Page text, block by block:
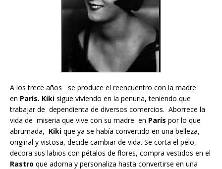
A los trece años se produce el reencuentro con la madre
en París. Kiki sigue viviendo en la penuria,teniendo que
trabajar de dependienta de diversos comercios. Aborrece la
vida de miseria que vive con su madre en París por lo que
abrumada, Kiki que ya se había convertido en una belleza,
original y vistosa, decide cambiar de vida. Se corta el pelo,
decora sus labios con pétalos de flores, compra vestidos en el
Rastro que adorna y personaliza hasta convertirse en una